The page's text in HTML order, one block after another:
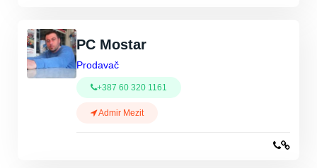
PC Mostar
Prodavač
+387 60 320 1161
Admir Mezit